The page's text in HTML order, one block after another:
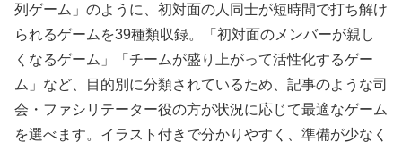
列ゲーム」のように、初対面の人同士が短時間で打ち解け
られるゲームを39種類収録。「初対面のメンバーが親し
くなるゲーム」「チームが盛り上がって活性化するゲー
ム」など、目的別に分類されているため、記事のような司
会・ファシリテーター役の方が状況に応じて最適なゲーム
を選べます。イラスト付きで分かりやすく、準備が少なく